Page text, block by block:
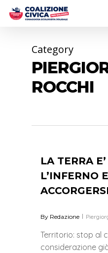
Category
ROCCHI
LA TERRA
L’INFERNO
By Redazione
Territorio: stop al
considerazione